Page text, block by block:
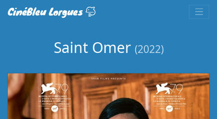
CinéBleu Lorgues
Saint Omer (2022)